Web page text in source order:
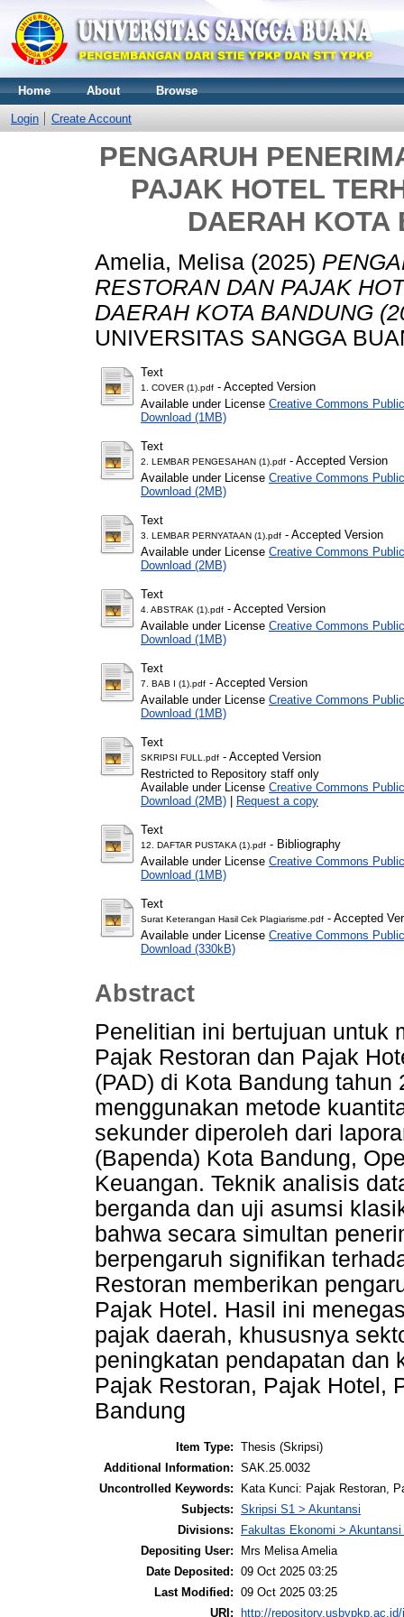
Home About Browse
Login Create Account
PENGARUH
PAJAK HOTEL
DAERAH KOTA
Amelia, Melisa (2025)
RESTORAN DAN PAJAK
DAERAH KOTA BANDUNG
UNIVERSITAS SANGGA
Text
1. COVER (1).pdf - Accepted Version
Available under License Creative Commons
Download (1MB)
Text
2. LEMBAR PENGESAHAN (1).pdf - Accepted Version
Available under License Creative Commons
Download (2MB)
Text
3. LEMBAR PERNYATAAN (1).pdf - Accepted Version
Available under License Creative Commons
Download (2MB)
Text
4. ABSTRAK (1).pdf - Accepted Version
Available under License Creative Commons
Download (1MB)
Text
7. BAB I (1).pdf - Accepted Version
Available under License Creative Commons
Download (1MB)
Text
SKRIPSI FULL.pdf - Accepted Version
Restricted to Repository staff only
Available under License Creative Commons
Download (2MB) | Request a copy
Text
12. DAFTAR PUSTAKA (1).pdf - Bibliography
Available under License Creative Commons
Download (1MB)
Text
Surat Keterangan Hasil Cek Plagiarisme.pdf - Accepted
Available under License Creative Commons
Download (330kB)
Abstract
Penelitian ini bertujuan untuk
Pajak Restoran dan Pajak
(PAD) di Kota Bandung
menggunakan metode
sekunder diperoleh dari
(Bapenda) Kota Bandung,
Keuangan. Teknik analisis
berganda dan uji asumsi
bahwa secara simultan
berpengaruh signifikan
Restoran memberikan
Pajak Hotel. Hasil ini
pajak daerah, khususnya
peningkatan pendapatan dan
Pajak Restoran, Pajak Hotel,
Bandung
Item Type: Thesis (Skripsi)
Additional Information: SAK.25.0032
Uncontrolled Keywords:
Kata Kunci: Pajak Restoran,
Subjects: Skripsi S1 > Akuntansi
Divisions:
Fakultas Ekonomi > Akuntansi
Depositing User:
Mrs Melisa Amelia
Date Deposited: 09 Oct 2025 03:25
Last Modified: 09 Oct 2025 03:25
URI:
http://